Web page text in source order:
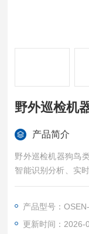
野外巡检机
产品简介
野外巡检机器狗鸟
智能识别分析、实
与机器狗的移动平
候条件、支持大范
产品型号：
更新时间：2026-